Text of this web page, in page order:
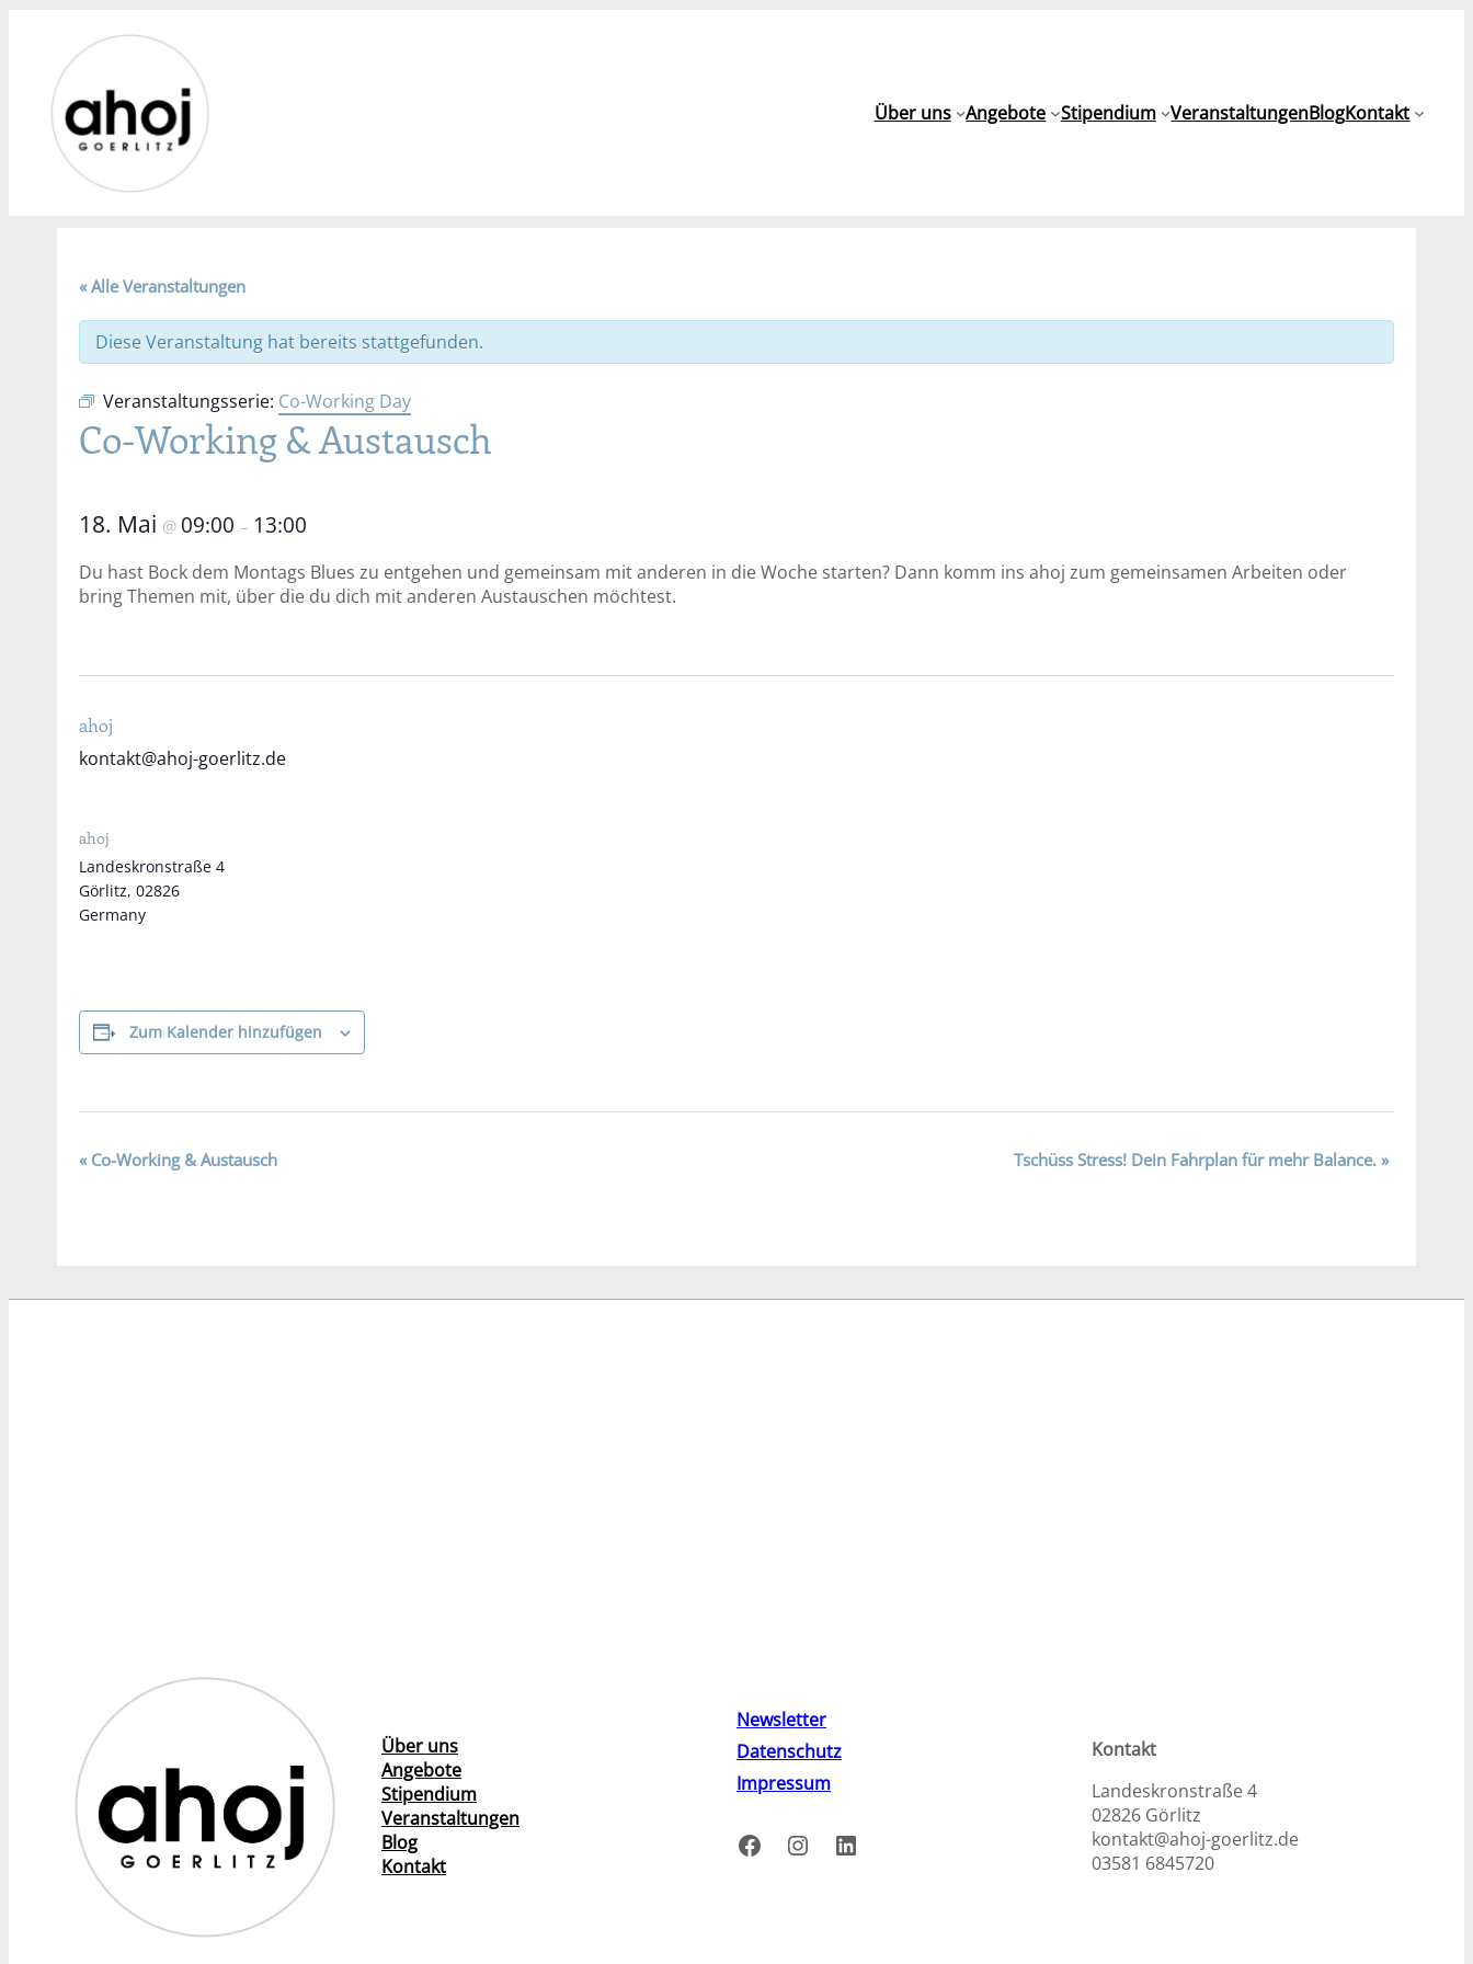
Über uns Angebote Stipendium VeranstaltungenBlogKontakt
« Alle Veranstaltungen
Diese Veranstaltung hat bereits stattgefunden.
Veranstaltungsserie: Co-Working Day
Co-Working & Austausch
18. Mai @ 09:00 – 13:00
Du hast Bock dem Montags Blues zu entgehen und gemeinsam mit anderen in die Woche starten? Dann komm ins ahoj zum gemeinsamen Arbeiten oder
bring Themen mit, über die du dich mit anderen Austauschen möchtest.
ahoj
kontakt@ahoj-goerlitz.de
ahoj
Landeskronstraße 4
Görlitz, 02826
Germany
Zum Kalender hinzufügen
Veranstaltung-
«Co-Working & Austausch Tschüss Stress! Dein Fahrplan für mehr Balance. »
Über uns
Angebote
Stipendium
Veranstaltungen
Blog
Kontakt
Newsletter
Datenschutz
Impressum
Facebook Instagram LinkedIn
Kontakt
Landeskronstraße 4
02826 Görlitz
kontakt@ahoj-goerlitz.de
03581 6845720